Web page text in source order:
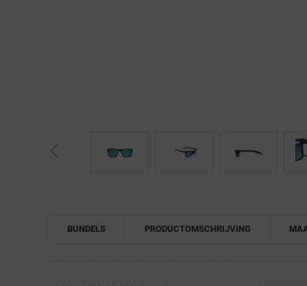
BUNDELS PRODUCTOMSCHRIJVING
← Terug naar productnavigatie